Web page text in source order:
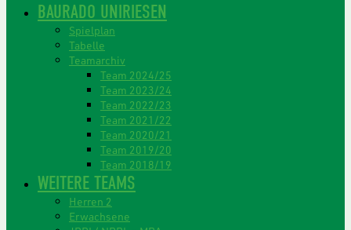
BAURADO UNIRIESEN
Spielplan
Tabelle
Teamarchiv
Team 2024/25
Team 2023/24
Team 2022/23
Team 2021/22
Team 2020/21
Team 2019/20
Team 2018/19
WEITERE TEAMS
Herren 2
Erwachsene